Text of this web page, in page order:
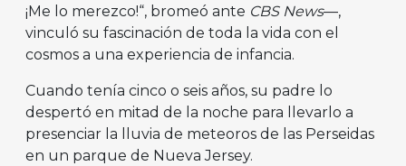
¡Me lo merezco!“, bromeó ante CBS News—,
vinculó su fascinación de toda la vida con el
cosmos a una experiencia de infancia.
Cuando tenía cinco o seis años, su padre lo
despertó en mitad de la noche para llevarlo a
presenciar la lluvia de meteoros de las Perseidas
en un parque de Nueva Jersey.